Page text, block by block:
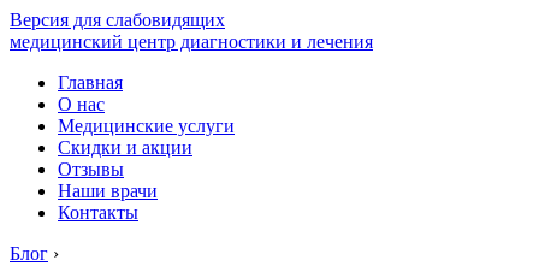
Версия для слабовидящих
медицинский центр диагностики и лечения
Главная
О нас
Медицинские услуги
Скидки и акции
Отзывы
Наши врачи
Контакты
Блог ›